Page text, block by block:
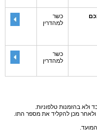
כשר
למהדרין
כשר
למהדרין
בהזמנות טלפוניות.
מכן להקליד את מספר התו.